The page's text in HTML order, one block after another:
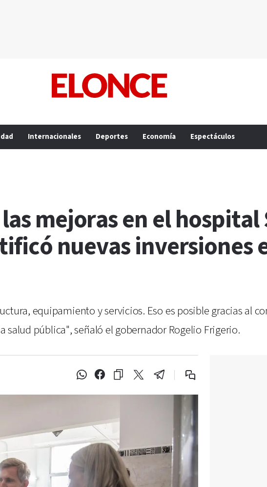
Internacionales Deportes Economía Espectáculos
mejoras en el hospital
nuevas inversiones
equipamiento y servicios. Eso es posible gracias al
salud pública", señaló el gobernador Rogelio Frigerio.